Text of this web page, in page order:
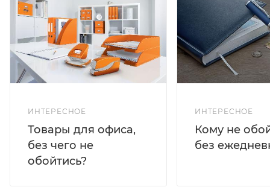
ИНТЕРЕСНОЕ
Товары для офиса,
без чего не
обойтись?
ИНТЕРЕСНОЕ
Кому не
без